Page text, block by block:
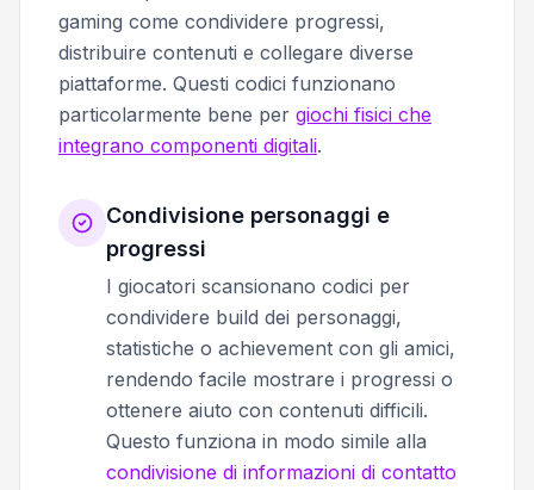
gaming come condividere progressi,
distribuire contenuti e collegare diverse
piattaforme. Questi codici funzionano
particolarmente bene per giochi fisici che
integrano componenti digitali.
Condivisione personaggi e
progressi
I giocatori scansionano codici per
condividere build dei personaggi,
statistiche o achievement con gli amici,
rendendo facile mostrare i progressi o
ottenere aiuto con contenuti difficili.
Questo funziona in modo simile alla
condivisione di informazioni di contatto